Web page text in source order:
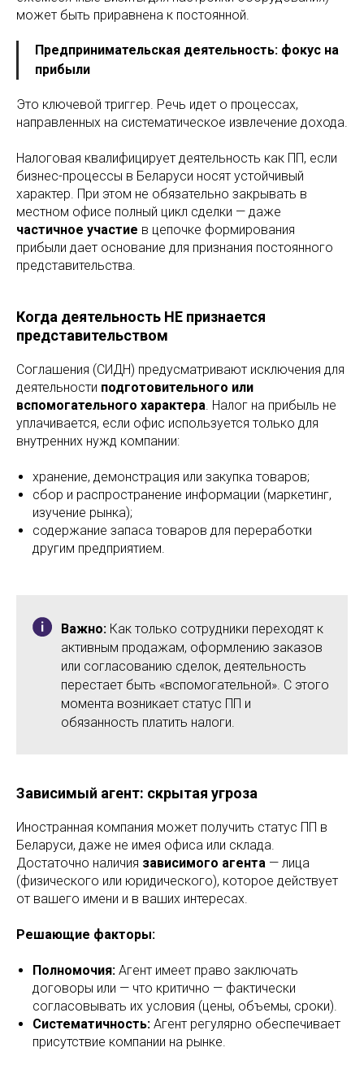
может быть приравнена к постоянной.
Предпринимательская деятельность: фокус на
прибыли
Это ключевой триггер. Речь идет о процессах,
направленных на систематическое извлечение дохода.
Налоговая квалифицирует деятельность как ПП, если
бизнес-процессы в Беларуси носят устойчивый
характер. При этом не обязательно закрывать в
местном офисе полный цикл сделки — даже
частичное участие в цепочке формирования
прибыли дает основание для признания постоянного
представительства.
Когда деятельность НЕ признается
представительством
Соглашения (СИДН) предусматривают исключения для
деятельности подготовительного или
вспомогательного характера . Налог на прибыль не
уплачивается, если офис используется только для
внутренних нужд компании:
хранение, демонстрация или закупка товаров;
сбор и распространение информации (маркетинг,
изучение рынка);
содержание запаса товаров для переработки
другим предприятием.
Важно: Как только сотрудники переходят к
активным продажам, оформлению заказов
или согласованию сделок, деятельность
перестает быть «вспомогательной». С этого
момента возникает статус ПП и
обязанность платить налоги.
Зависимый агент: скрытая угроза
Иностранная компания может получить статус ПП в
Беларуси, даже не имея офиса или склада.
Достаточно наличия зависимого агента — лица
(физического или юридического), которое действует
от вашего имени и в ваших интересах.
Решающие факторы:
Полномочия: Агент имеет право заключать
договоры или — что критично — фактически
согласовывать их условия (цены, объемы, сроки).
Систематичность: Агент регулярно обеспечивает
присутствие компании на рынке.